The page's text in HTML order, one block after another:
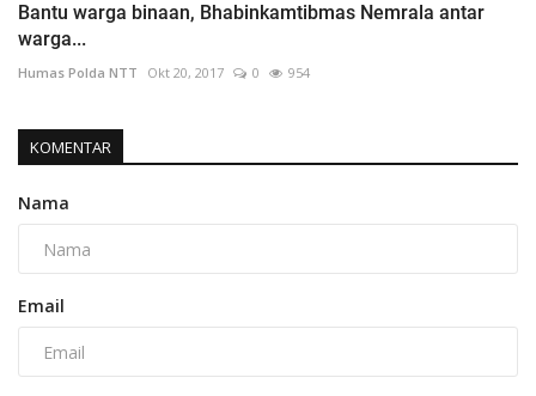
Bantu warga binaan, Bhabinkamtibmas Nemrala antar
warga...
Humas Polda NTT Okt 20, 2017 0 954
KOMENTAR
Nama
Email